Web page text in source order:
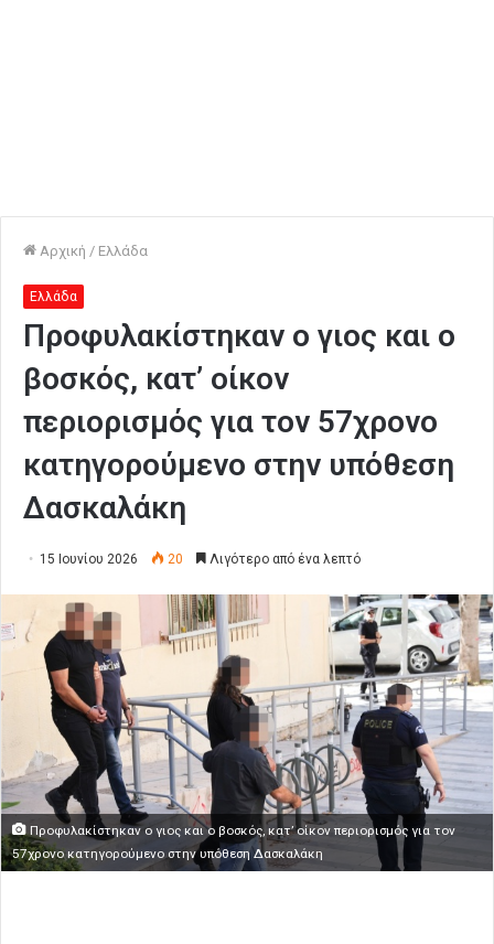
Αρχική / Ελλάδα
Ελλάδα
Προφυλακίστηκαν ο γιος και ο
βοσκός, κατ’ οίκον
περιορισμός για τον 57χρονο
κατηγορούμενο στην υπόθεση
Δασκαλάκη
15 Ιουνίου 2026 20 Λιγότερο από ένα λεπτό
Προφυλακίστηκαν ο γιος και ο βοσκός, κατ’ οίκον περιορισμός για τον
57χρονο κατηγορούμενο στην υπόθεση Δασκαλάκη